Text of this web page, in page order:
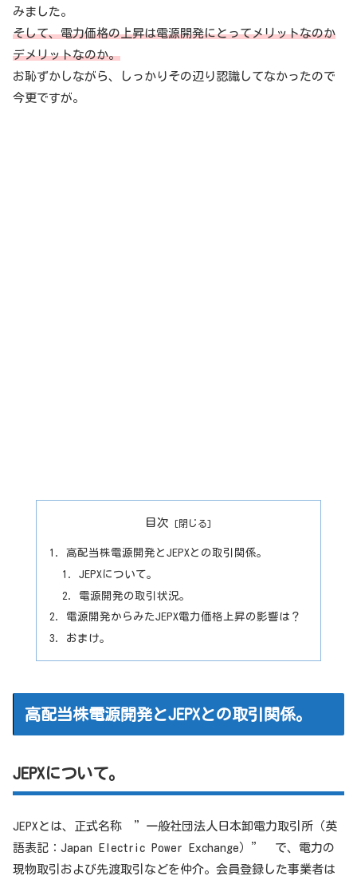
みました。
そして、電力価格の上昇は電源開発にとってメリットなのか
デメリットなのか。
お恥ずかしながら、しっかりその辺り認識してなかったので
今更ですが。
目次
高配当株電源開発とJEPXとの取引関係。
JEPXについて。
電源開発の取引状況。
電源開発からみたJEPX電力価格上昇の影響は？
おまけ。
高配当株電源開発とJEPXとの取引関係。
JEPXについて。
JEPXとは、正式名称 ”一般社団法人日本卸電力取引所（英
語表記： Japan Electric Power Exchange）” で、 電力の
現物取引および先渡取引などを仲介。会員登録した事業者は